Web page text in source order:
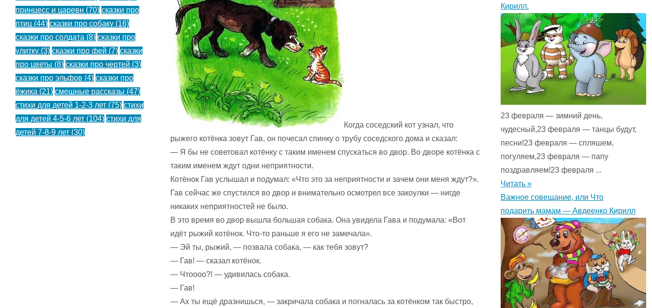
Когда соседский кот узнал, что
рыжего котёнка зовут Гав, он почесал спинку о трубу соседского дома и сказал:
— Я бы не советовал котёнку с таким именем спускаться во двор. Во дворе котёнка с
таким именем ждут одни неприятности.
Котёнок Гав услышал и подумал: «Что это за неприятности и зачем они меня ждут?».
Гав сейчас же спустился во двор и внимательно осмотрел все закоулки — нигде
никаких неприятностей не было.
В это время во двор вышла большая собака. Она увидела Гава и подумала: «Вот
идёт рыжий котёнок. Что-то раньше я его не замечала».
— Эй ты, рыжий, — позвала собака, — как тебя зовут?
— Гав! — сказал котёнок.
— Чтоооо?! — удивилась собака.
— Гав!
— Ах ты ещё дразнишься, — закричала собака и погналась за котёнком так быстро,
принцесс и царевн (70) сказки про
птиц (44) сказки про собаку (16)
сказки про солдата (8) сказки про
улитку (3) сказки про фей (7) сказки
про цветы (8) сказки про чертей (3)
сказки про эльфов (4) сказки про
ёжика (21) смешные рассказы (47)
стихи для детей 1-2-3 лет (75) стихи
для детей 4-5-6 лет (104) стихи для
детей 7-8-9 лет (30)
Кирилл.
23 февраля — зимний день,
чудесный,23 февраля — танцы будут,
песни!23 февраля — спляшем,
погуляем,23 февраля — папу
поздравляем!23 февраля ...
Читать »
Важное совещание, или Что
подарить мамам — Авдеенко Кирилл